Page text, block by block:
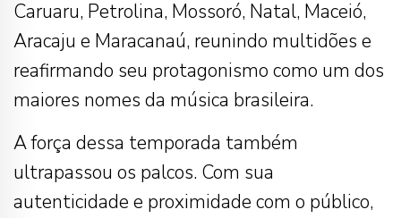
Caruaru, Petrolina, Mossoró, Natal, Maceió,
Aracaju e Maracanaú, reunindo multidões e
reafirmando seu protagonismo como um dos
maiores nomes da música brasileira.
A força dessa temporada também
ultrapassou os palcos. Com sua
autenticidade e proximidade com o público,